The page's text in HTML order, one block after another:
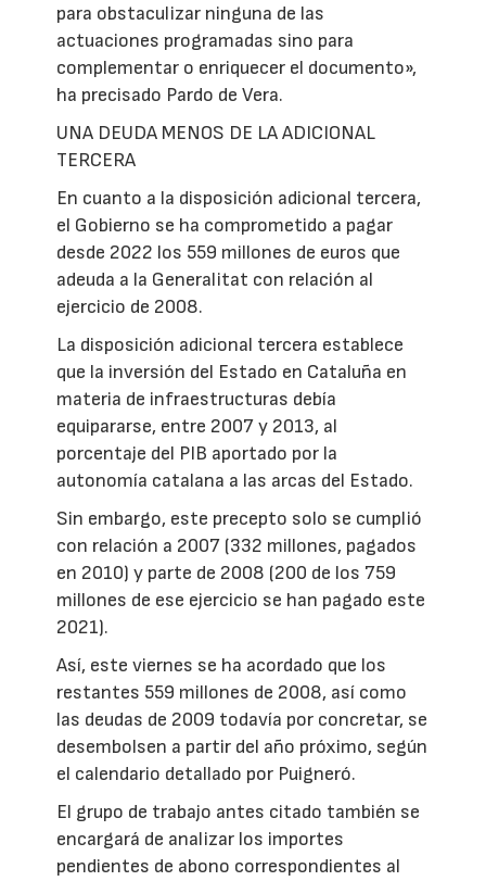
para obstaculizar ninguna de las
actuaciones programadas sino para
complementar o enriquecer el documento»,
ha precisado Pardo de Vera.
UNA DEUDA MENOS DE LA ADICIONAL
TERCERA
En cuanto a la disposición adicional tercera,
el Gobierno se ha comprometido a pagar
desde 2022 los 559 millones de euros que
adeuda a la Generalitat con relación al
ejercicio de 2008.
La disposición adicional tercera establece
que la inversión del Estado en Cataluña en
materia de infraestructuras debía
equipararse, entre 2007 y 2013, al
porcentaje del PIB aportado por la
autonomía catalana a las arcas del Estado.
Sin embargo, este precepto solo se cumplió
con relación a 2007 (332 millones, pagados
en 2010) y parte de 2008 (200 de los 759
millones de ese ejercicio se han pagado este
2021).
Así, este viernes se ha acordado que los
restantes 559 millones de 2008, así como
las deudas de 2009 todavía por concretar, se
desembolsen a partir del año próximo, según
el calendario detallado por Puigneró.
El grupo de trabajo antes citado también se
encargará de analizar los importes
pendientes de abono correspondientes al